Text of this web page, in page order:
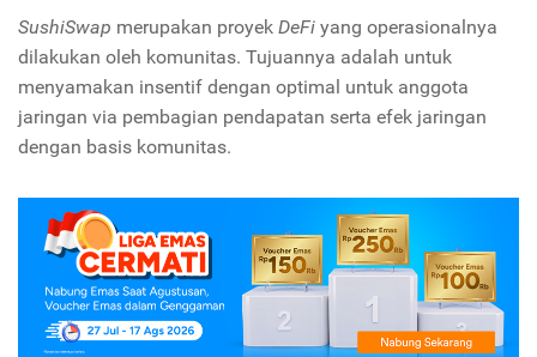
SushiSwap merupakan proyek DeFi yang operasionalnya
dilakukan oleh komunitas. Tujuannya adalah untuk
menyamakan insentif dengan optimal untuk anggota
jaringan via pembagian pendapatan serta efek jaringan
dengan basis komunitas.